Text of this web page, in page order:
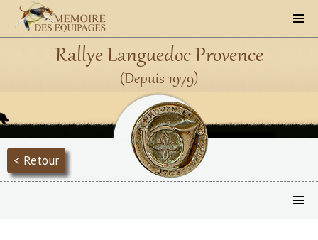
Rallye Languedoc Provence
(Depuis 1979)
< Retour